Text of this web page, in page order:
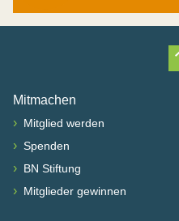
Mitmachen
› Mitglied werden
› Spenden
› BN Stiftung
› Mitglieder gewinnen